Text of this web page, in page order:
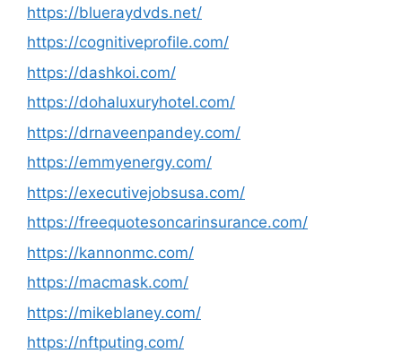
https://blueraydvds.net/
https://cognitiveprofile.com/
https://dashkoi.com/
https://dohaluxuryhotel.com/
https://drnaveenpandey.com/
https://emmyenergy.com/
https://executivejobsusa.com/
https://freequotesoncarinsurance.com/
https://kannonmc.com/
https://macmask.com/
https://mikeblaney.com/
https://nftputing.com/